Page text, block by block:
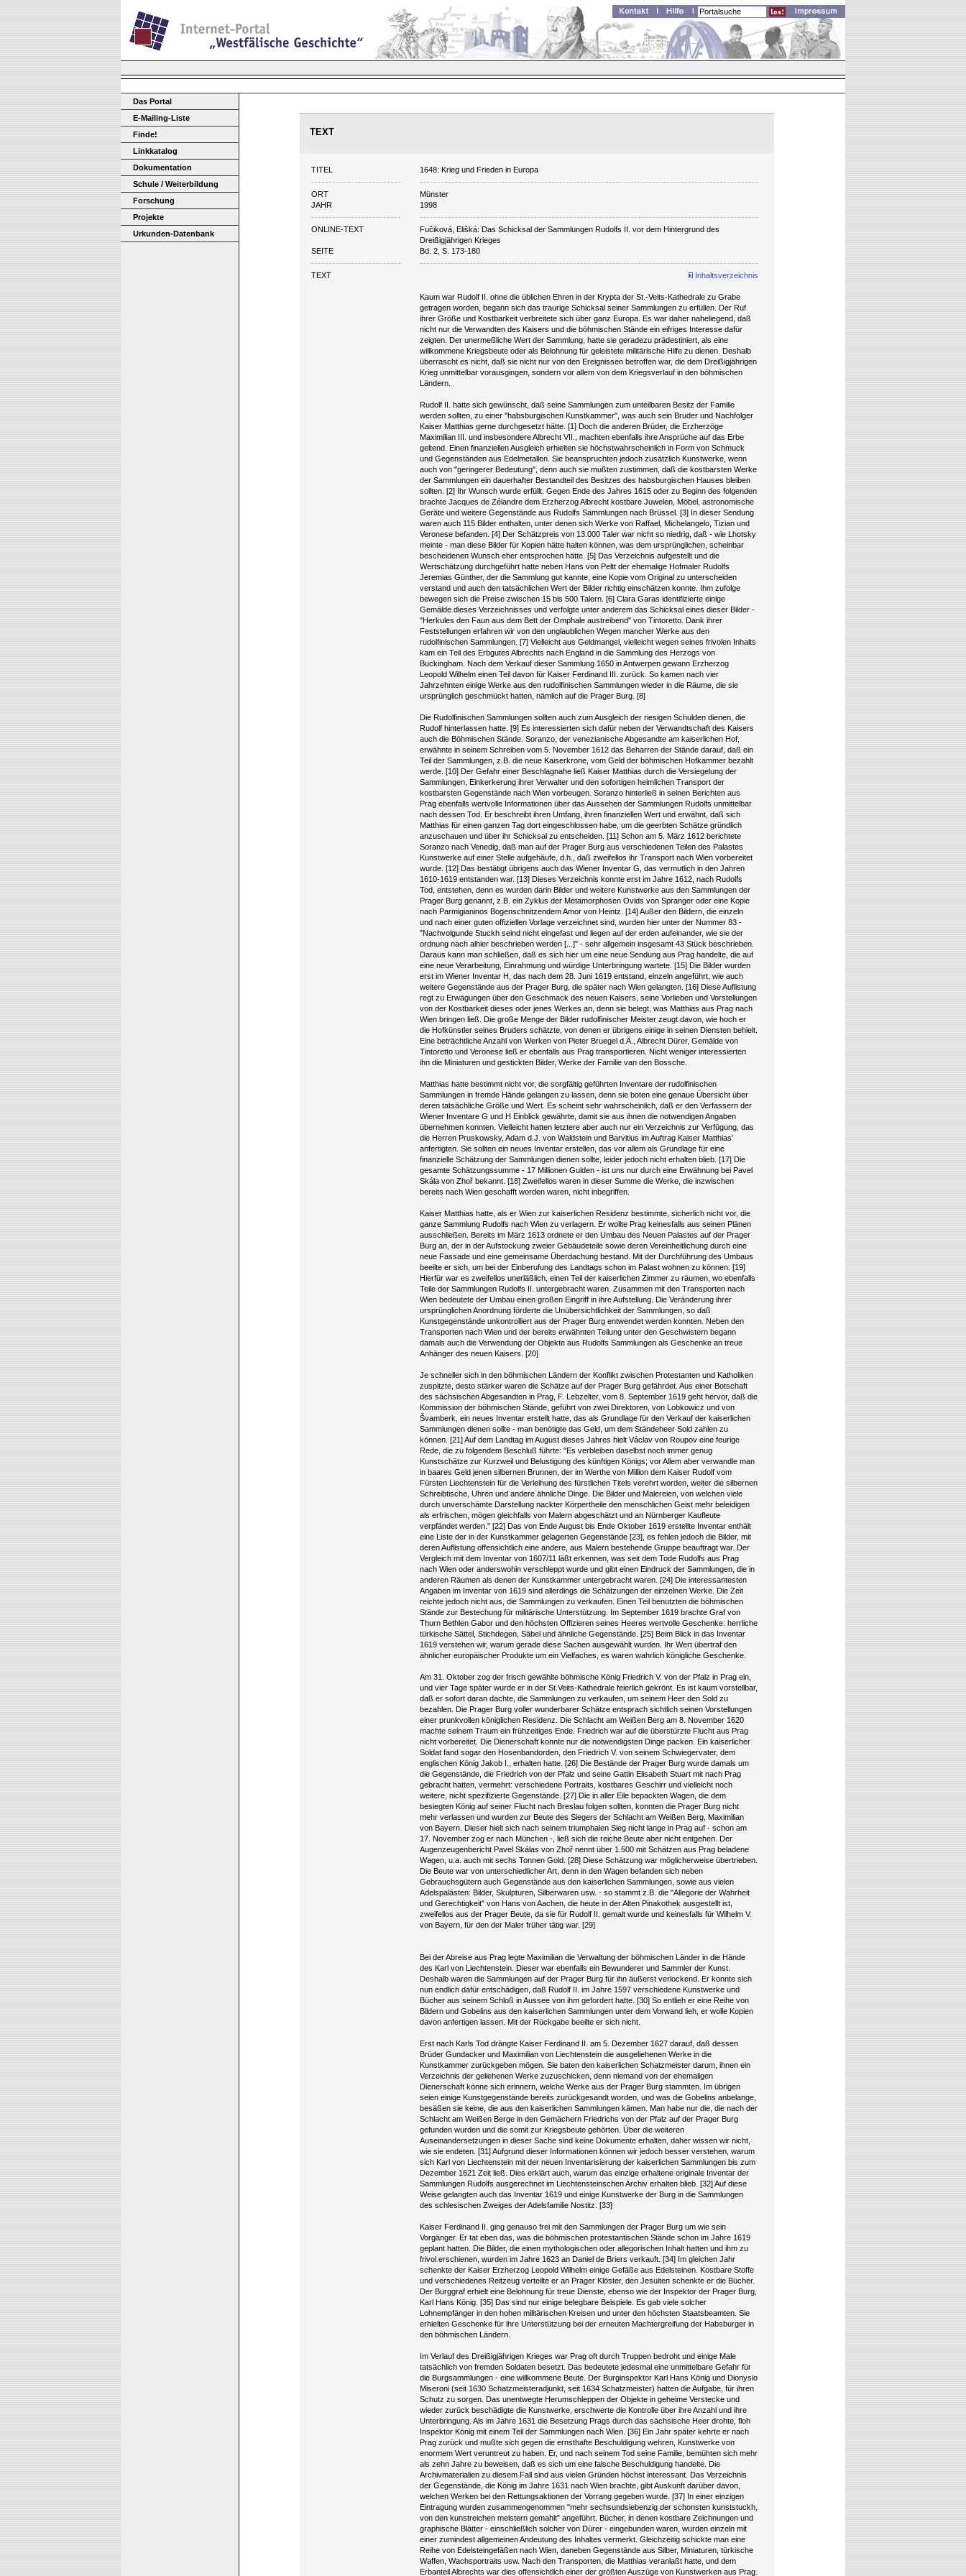
Das Portal
E-Mailing-Liste
Finde!
Linkkatalog
Dokumentation
Schule / Weiterbildung
Forschung
Projekte
Urkunden-Datenbank
TEXT
TITEL 1648: Krieg und Frieden in Europa
ORT
Münster
JAHR
1998
ONLINE-TEXT
Fučiková, Elišká: Das Schicksal der Sammlungen Rudolfs II. vor dem Hintergrund des
Dreißigjährigen Krieges
SEITE
Bd. 2, S. 173-180
TEXT Inhaltsverzeichnis
Kaum war Rudolf II. ohne die üblichen Ehren in der Krypta der St.-Veits-Kathedrale zu Grabe
getragen worden, begann sich das traurige Schicksal seiner Sammlungen zu erfüllen. Der Ruf
ihrer Größe und Kostbarkeit verbreitete sich über ganz Europa. Es war daher naheliegend, daß
nicht nur die Verwandten des Kaisers und die böhmischen Stände ein eifriges Interesse dafür
zeigten. Der unermeßliche Wert der Sammlung, hatte sie geradezu prädestiniert, als eine
willkommene Kriegsbeute oder als Belohnung für geleistete militärische Hilfe zu dienen. Deshalb
überrascht es nicht, daß sie nicht nur von den Ereignissen betroffen war, die dem Dreißigjährigen
Krieg unmittelbar vorausgingen, sondern vor allem von dem Kriegsverlauf in den böhmischen
Ländern.
Rudolf II. hatte sich gewünscht, daß seine Sammlungen zum unteilbaren Besitz der Familie
werden sollten, zu einer "habsburgischen Kunstkammer", was auch sein Bruder und Nachfolger
Kaiser Matthias gerne durchgesetzt hätte. [1] Doch die anderen Brüder, die Erzherzöge
Maximilian III. und insbesondere Albrecht VII., machten ebenfalls ihre Ansprüche auf das Erbe
geltend. Einen finanziellen Ausgleich erhielten sie höchstwahrscheinlich in Form von Schmuck
und Gegenständen aus Edelmetallen. Sie beanspruchten jedoch zusätzlich Kunstwerke, wenn
auch von "geringerer Bedeutung", denn auch sie mußten zustimmen, daß die kostbarsten Werke
der Sammlungen ein dauerhafter Bestandteil des Besitzes des habsburgischen Hauses bleiben
sollten. [2] Ihr Wunsch wurde erfüllt. Gegen Ende des Jahres 1615 oder zu Beginn des folgenden
brachte Jacques de Zélandre dem Erzherzog Albrecht kostbare Juwelen, Möbel, astronomische
Geräte und weitere Gegenstände aus Rudolfs Sammlungen nach Brüssel. [3] In dieser Sendung
waren auch 115 Bilder enthalten, unter denen sich Werke von Raffael, Michelangelo, Tizian und
Veronese befanden. [4] Der Schätzpreis von 13.000 Taler war nicht so niedrig, daß - wie Lhotsky
meinte - man diese Bilder für Kopien hätte halten können, was dem ursprünglichen, scheinbar
bescheidenen Wunsch eher entsprochen hätte. [5] Das Verzeichnis aufgestellt und die
Wertschätzung durchgeführt hatte neben Hans von Peltt der ehemalige Hofmaler Rudolfs
Jeremias Günther, der die Sammlung gut kannte, eine Kopie vom Original zu unterscheiden
verstand und auch den tatsächlichen Wert der Bilder richtig einschätzen konnte. Ihm zufolge
bewegen sich die Preise zwischen 15 bis 500 Talern. [6] Clara Garas identifizierte einige
Gemälde dieses Verzeichnisses und verfolgte unter anderem das Schicksal eines dieser Bilder -
"Herkules den Faun aus dem Bett der Omphale austreibend" von Tintoretto. Dank ihrer
Feststellungen erfahren wir von den unglaublichen Wegen mancher Werke aus den
rudolfinischen Sammlungen. [7] Vielleicht aus Geldmangel, vielleicht wegen seines frivolen Inhalts
kam ein Teil des Erbgutes Albrechts nach England in die Sammlung des Herzogs von
Buckingham. Nach dem Verkauf dieser Sammlung 1650 in Antwerpen gewann Erzherzog
Leopold Wilhelm einen Teil davon für Kaiser Ferdinand III. zurück. So kamen nach vier
Jahrzehnten einige Werke aus den rudolfinischen Sammlungen wieder in die Räume, die sie
ursprünglich geschmückt hatten, nämlich auf die Prager Burg. [8]
Die Rudolfinischen Sammlungen sollten auch zum Ausgleich der riesigen Schulden dienen, die
Rudolf hinterlassen hatte. [9] Es interessierten sich dafür neben der Verwandtschaft des Kaisers
auch die Böhmischen Stände. Soranzo, der venezianische Abgesandte am kaiserlichen Hof,
erwähnte in seinem Schreiben vom 5. November 1612 das Beharren der Stände darauf, daß ein
Teil der Sammlungen, z.B. die neue Kaiserkrone, vom Geld der böhmischen Hofkammer bezahlt
werde. [10] Der Gefahr einer Beschlagnahe ließ Kaiser Matthias durch die Versiegelung der
Sammlungen, Einkerkerung ihrer Verwalter und den sofortigen heimlichen Transport der
kostbarsten Gegenstände nach Wien vorbeugen. Soranzo hinterließ in seinen Berichten aus
Prag ebenfalls wertvolle Informationen über das Aussehen der Sammlungen Rudolfs unmittelbar
nach dessen Tod. Er beschreibt ihren Umfang, ihren finanziellen Wert und erwähnt, daß sich
Matthias für einen ganzen Tag dort eingeschlossen habe, um die geerbten Schätze gründlich
anzuschauen und über ihr Schicksal zu entscheiden. [11] Schon am 5. März 1612 berichtete
Soranzo nach Venedig, daß man auf der Prager Burg aus verschiedenen Teilen des Palastes
Kunstwerke auf einer Stelle aufgehäufe, d.h., daß zweifellos ihr Transport nach Wien vorbereitet
wurde. [12] Das bestätigt übrigens auch das Wiener Inventar G, das vermutlich in den Jahren
1610-1619 entstanden war. [13] Dieses Verzeichnis konnte erst im Jahre 1612, nach Rudolfs
Tod, entstehen, denn es wurden darin Bilder und weitere Kunstwerke aus den Sammlungen der
Prager Burg genannt, z.B. ein Zyklus der Metamorphosen Ovids von Spranger oder eine Kopie
nach Parmigianinos Bogenschnitzendem Amor von Heintz. [14] Außer den Bildern, die einzeln
und nach einer guten offiziellen Vorlage verzeichnet sind, wurden hier unter der Nummer 83 -
"Nachvolgunde Stuckh seind nicht eingefast und liegen auf der erden aufeinander, wie sie der
ordnung nach alhier beschrieben werden [...]" - sehr allgemein insgesamt 43 Stück beschrieben.
Daraus kann man schließen, daß es sich hier um eine neue Sendung aus Prag handelte, die auf
eine neue Verarbeitung, Einrahmung und würdige Unterbringung wartete. [15] Die Bilder wurden
erst im Wiener Inventar H, das nach dem 28. Juni 1619 entstand, einzeln angeführt, wie auch
weitere Gegenstände aus der Prager Burg, die später nach Wien gelangten. [16] Diese Auflistung
regt zu Erwägungen über den Geschmack des neuen Kaisers, seine Vorlieben und Vorstellungen
von der Kostbarkeit dieses oder jenes Werkes an, denn sie belegt, was Matthias aus Prag nach
Wien bringen ließ. Die große Menge der Bilder rudolfinischer Meister zeugt davon, wie hoch er
die Hofkünstler seines Bruders schätzte, von denen er übrigens einige in seinen Diensten behielt.
Eine beträchtliche Anzahl von Werken von Pieter Bruegel d.Ä., Albrecht Dürer, Gemälde von
Tintoretto und Veronese ließ er ebenfalls aus Prag transportieren. Nicht weniger interessierten
ihn die Miniaturen und gestickten Bilder, Werke der Familie van den Bossche.
Matthias hatte bestimmt nicht vor, die sorgfältig geführten Inventare der rudolfinischen
Sammlungen in fremde Hände gelangen zu lassen, denn sie boten eine genaue Übersicht über
deren tatsächliche Größe und Wert. Es scheint sehr wahrscheinlich, daß er den Verfassern der
Wiener Inventare G und H Einblick gewährte, damit sie aus ihnen die notwendigen Angaben
übernehmen konnten. Vielleicht hatten letztere aber auch nur ein Verzeichnis zur Verfügung, das
die Herren Pruskowsky, Adam d.J. von Waldstein und Barvitius im Auftrag Kaiser Matthias'
anfertigten. Sie sollten ein neues Inventar erstellen, das vor allem als Grundlage für eine
finanzielle Schätzung der Sammlungen dienen sollte, leider jedoch nicht erhalten blieb. [17] Die
gesamte Schätzungssumme - 17 Millionen Gulden - ist uns nur durch eine Erwähnung bei Pavel
Skála von Zhoř bekannt. [18] Zweifellos waren in dieser Summe die Werke, die inzwischen
bereits nach Wien geschafft worden waren, nicht inbegriffen.
Kaiser Matthias hatte, als er Wien zur kaiserlichen Residenz bestimmte, sicherlich nicht vor, die
ganze Sammlung Rudolfs nach Wien zu verlagern. Er wollte Prag keinesfalls aus seinen Plänen
ausschließen. Bereits im März 1613 ordnete er den Umbau des Neuen Palastes auf der Prager
Burg an, der in der Aufstockung zweier Gebäudeteile sowie deren Vereinheitlichung durch eine
neue Fassade und eine gemeinsame Überdachung bestand. Mit der Durchführung des Umbaus
beeilte er sich, um bei der Einberufung des Landtags schon im Palast wohnen zu können. [19]
Hierfür war es zweifellos unerläßlich, einen Teil der kaiserlichen Zimmer zu räumen, wo ebenfalls
Teile der Sammlungen Rudolfs II. untergebracht waren. Zusammen mit den Transporten nach
Wien bedeutete der Umbau einen großen Eingriff in ihre Aufstellung. Die Veränderung ihrer
ursprünglichen Anordnung förderte die Unübersichtlichkeit der Sammlungen, so daß
Kunstgegenstände unkontrolliert aus der Prager Burg entwendet werden konnten. Neben den
Transporten nach Wien und der bereits erwähnten Teilung unter den Geschwistern begann
damals auch die Verwendung der Objekte aus Rudolfs Sammlungen als Geschenke an treue
Anhänger des neuen Kaisers. [20]
Je schneller sich in den böhmischen Ländern der Konflikt zwischen Protestanten und Katholiken
zuspitzte, desto stärker waren die Schätze auf der Prager Burg gefährdet. Aus einer Botschaft
des sächsischen Abgesandten in Prag, F. Lebzelter, vom 8. September 1619 geht hervor, daß die
Kommission der böhmischen Stände, geführt von zwei Direktoren, von Lobkowicz und von
Švamberk, ein neues Inventar erstellt hatte, das als Grundlage für den Verkauf der kaiserlichen
Sammlungen dienen sollte - man benötigte das Geld, um dem Ständeheer Sold zahlen zu
können. [21] Auf dem Landtag im August dieses Jahres hielt Václav von Roupov eine feurige
Rede, die zu folgendem Beschluß führte: "Es verbleiben daselbst noch immer genug
Kunstschätze zur Kurzweil und Belustigung des künftigen Königs; vor Allem aber verwandle man
in baares Geld jenen silbernen Brunnen, der im Werthe von Million dem Kaiser Rudolf vom
Fürsten Liechtenstein für die Verleihung des fürstlichen Titels verehrt worden, weiter die silbernen
Schreibtische, Uhren und andere ähnliche Dinge. Die Bilder und Malereien, von welchen viele
durch unverschämte Darstellung nackter Körpertheile den menschlichen Geist mehr beleidigen
als erfrischen, mögen gleichfalls von Malern abgeschätzt und an Nürnberger Kaufleute
verpfändet werden." [22] Das von Ende August bis Ende Oktober 1619 erstellte Inventar enthält
eine Liste der in der Kunstkammer gelagerten Gegenstände [23], es fehlen jedoch die Bilder, mit
deren Auflistung offensichtlich eine andere, aus Malern bestehende Gruppe beauftragt war. Der
Vergleich mit dem Inventar von 1607/11 läßt erkennen, was seit dem Tode Rudolfs aus Prag
nach Wien oder anderswohin verschleppt wurde und gibt einen Eindruck der Sammlungen, die in
anderen Räumen als denen der Kunstkammer untergebracht waren. [24] Die interessantesten
Angaben im Inventar von 1619 sind allerdings die Schätzungen der einzelnen Werke. Die Zeit
reichte jedoch nicht aus, die Sammlungen zu verkaufen. Einen Teil benutzten die böhmischen
Stände zur Bestechung für militärische Unterstützung. Im September 1619 brachte Graf von
Thurn Bethlen Gabor und den höchsten Offizieren seines Heeres wertvolle Geschenke: herrliche
türkische Sättel, Stichdegen, Säbel und ähnliche Gegenstände. [25] Beim Blick in das Inventar
1619 verstehen wir, warum gerade diese Sachen ausgewählt wurden. Ihr Wert übertraf den
ähnlicher europäischer Produkte um ein Vielfaches, es waren wahrlich königliche Geschenke.
Am 31. Oktober zog der frisch gewählte böhmische König Friedrich V. von der Pfalz in Prag ein,
und vier Tage später wurde er in der St.Veits-Kathedrale feierlich gekrönt. Es ist kaum vorstellbar,
daß er sofort daran dachte, die Sammlungen zu verkaufen, um seinem Heer den Sold zu
bezahlen. Die Prager Burg voller wunderbarer Schätze entsprach sichtlich seinen Vorstellungen
einer prunkvollen königlichen Residenz. Die Schlacht am Weißen Berg am 8. November 1620
machte seinem Traum ein frühzeitiges Ende. Friedrich war auf die überstürzte Flucht aus Prag
nicht vorbereitet. Die Dienerschaft konnte nur die notwendigsten Dinge packen. Ein kaiserlicher
Soldat fand sogar den Hosenbandorden, den Friedrich V. von seinem Schwiegervater, dem
englischen König Jakob I., erhalten hatte. [26] Die Bestände der Prager Burg wurde damals um
die Gegenstände, die Friedrich von der Pfalz und seine Gattin Elisabeth Stuart mit nach Prag
gebracht hatten, vermehrt: verschiedene Portraits, kostbares Geschirr und vielleicht noch
weitere, nicht spezifizierte Gegenstände. [27] Die in aller Eile bepackten Wagen, die dem
besiegten König auf seiner Flucht nach Breslau folgen sollten, konnten die Prager Burg nicht
mehr verlassen und wurden zur Beute des Siegers der Schlacht am Weißen Berg, Maximilian
von Bayern. Dieser hielt sich nach seinem triumphalen Sieg nicht lange in Prag auf - schon am
17. November zog er nach München -, ließ sich die reiche Beute aber nicht entgehen. Der
Augenzeugenbericht Pavel Skálas von Zhoř nennt über 1.500 mit Schätzen aus Prag beladene
Wagen, u.a. auch mit sechs Tonnen Gold. [28] Diese Schätzung war möglicherweise übertrieben.
Die Beute war von unterschiedlicher Art, denn in den Wagen befanden sich neben
Gebrauchsgütern auch Gegenstände aus den kaiserlichen Sammlungen, sowie aus vielen
Adelspalästen: Bilder, Skulpturen, Silberwaren usw. - so stammt z.B. die "Allegorie der Wahrheit
und Gerechtigkeit" von Hans von Aachen, die heute in der Alten Pinakothek ausgestellt ist,
zweifellos aus der Prager Beute, da sie für Rudolf II. gemalt wurde und keinesfalls für Wilhelm V.
von Bayern, für den der Maler früher tätig war. [29]
Bei der Abreise aus Prag legte Maximilian die Verwaltung der böhmischen Länder in die Hände
des Karl von Liechtenstein. Dieser war ebenfalls ein Bewunderer und Sammler der Kunst.
Deshalb waren die Sammlungen auf der Prager Burg für ihn äußerst verlockend. Er konnte sich
nun endlich dafür entschädigen, daß Rudolf II. im Jahre 1597 verschiedene Kunstwerke und
Bücher aus seinem Schloß in Aussee von ihm gefordert hatte. [30] So entlieh er eine Reihe von
Bildern und Gobelins aus den kaiserlichen Sammlungen unter dem Vorwand lieh, er wolle Kopien
davon anfertigen lassen. Mit der Rückgabe beeilte er sich nicht.
Erst nach Karls Tod drängte Kaiser Ferdinand II. am 5. Dezember 1627 darauf, daß dessen
Brüder Gundacker und Maximilian von Liechtenstein die ausgeliehenen Werke in die
Kunstkammer zurückgeben mögen. Sie baten den kaiserlichen Schatzmeister darum, ihnen ein
Verzeichnis der geliehenen Werke zuzuschicken, denn niemand von der ehemaligen
Dienerschaft könne sich erinnern, welche Werke aus der Prager Burg stammten. Im übrigen
seien einige Kunstgegenstände bereits zurückgesandt worden, und was die Gobelins anbelange,
besäßen sie keine, die aus den kaiserlichen Sammlungen kämen. Man habe nur die, die nach der
Schlacht am Weißen Berge in den Gemächern Friedrichs von der Pfalz auf der Prager Burg
gefunden wurden und die somit zur Kriegsbeute gehörten. Über die weiteren
Auseinandersetzungen in dieser Sache sind keine Dokumente erhalten, daher wissen wir nicht,
wie sie endeten. [31] Aufgrund dieser Informationen können wir jedoch besser verstehen, warum
sich Karl von Liechtenstein mit der neuen Inventarisierung der kaiserlichen Sammlungen bis zum
Dezember 1621 Zeit ließ. Dies erklärt auch, warum das einzige erhaltene originale Inventar der
Sammlungen Rudolfs ausgerechnet im Liechtensteinschen Archiv erhalten blieb. [32] Auf diese
Weise gelangten auch das Inventar 1619 und einige Kunstwerke der Burg in die Sammlungen
des schlesischen Zweiges der Adelsfamilie Nostitz. [33]
Kaiser Ferdinand II. ging genauso frei mit den Sammlungen der Prager Burg um wie sein
Vorgänger. Er tat eben das, was die böhmischen protestantischen Stände schon im Jahre 1619
geplant hatten. Die Bilder, die einen mythologischen oder allegorischen Inhalt hatten und ihm zu
frivol erschienen, wurden im Jahre 1623 an Daniel de Briers verkauft. [34] Im gleichen Jahr
schenkte der Kaiser Erzherzog Leopold Wilhelm einige Gefäße aus Edelsteinen. Kostbare Stoffe
und verschiedenes Reitzeug verteilte er an Prager Klöster, den Jesuiten schenkte er die Bücher.
Der Burggraf erhielt eine Belohnung für treue Dienste, ebenso wie der Inspektor der Prager Burg,
Karl Hans König. [35] Das sind nur einige belegbare Beispiele. Es gab viele solcher
Lohnempfänger in den hohen militärischen Kreisen und unter den höchsten Staatsbeamten. Sie
erhielten Geschenke für ihre Unterstützung bei der erneuten Machtergreifung der Habsburger in
den böhmischen Ländern.
Im Verlauf des Dreißigjährigen Krieges war Prag oft durch Truppen bedroht und einige Male
tatsächlich von fremden Soldaten besetzt. Das bedeutete jedesmal eine unmittelbare Gefahr für
die Burgsammlungen - eine willkommene Beute. Der Burginspektor Karl Hans König und Dionysio
Miseroni (seit 1630 Schatzmeisteradjunkt, seit 1634 Schatzmeister) hatten die Aufgabe, für ihren
Schutz zu sorgen. Das unentwegte Herumschleppen der Objekte in geheime Verstecke und
wieder zurück beschädigte die Kunstwerke, erschwerte die Kontrolle über ihre Anzahl und ihre
Unterbringung. Als im Jahre 1631 die Besetzung Prags durch das sächsische Heer drohte, floh
Inspektor König mit einem Teil der Sammlungen nach Wien. [36] Ein Jahr später kehrte er nach
Prag zurück und mußte sich gegen die ernsthafte Beschuldigung wehren, Kunstwerke von
enormem Wert veruntreut zu haben. Er, und nach seinem Tod seine Familie, bemühten sich mehr
als zehn Jahre zu beweisen, daß es sich um eine falsche Beschuldigung handelte. Die
Archivmaterialien zu diesem Fall sind aus vielen Gründen höchst interessant. Das Verzeichnis
der Gegenstände, die König im Jahre 1631 nach Wien brachte, gibt Auskunft darüber davon,
welchen Werken bei den Rettungsaktionen der Vorrang gegeben wurde. [37] In einer einzigen
Eintragung wurden zusammengenommen "mehr sechsundsiebenzig der schonsten kunststuckh,
von den kunstreichen meistern gemahlt" angeführt. Bücher, in denen kostbare Zeichnungen und
graphische Blätter - einschließlich solcher von Dürer - eingebunden waren, wurden einzeln mit
einer zumindest allgemeinen Andeutung des Inhaltes vermerkt. Gleichzeitig schickte man eine
Reihe von Edelsteingefäßen nach Wien, daneben Gegenstände aus Silber, Miniaturen, türkische
Waffen, Wachsportraits usw. Nach den Transporten, die Matthias veranlaßt hatte, und dem
Erbanteil Albrechts war dies offensichtlich einer der größten Auszüge von Kunstwerken aus Prag.